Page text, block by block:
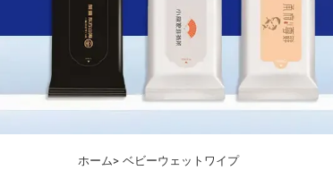
ホーム> ベビーウェットワイプ